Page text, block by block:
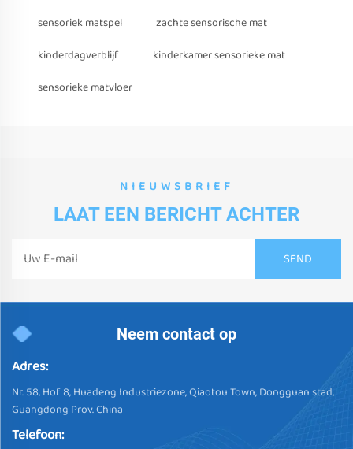
sensoriek matspel
zachte sensorische mat
kinderdagverblijf
kinderkamer sensorieke mat
sensorieke matvloer
NIEUWSBRIEF
LAAT EEN BERICHT ACHTER
Neem contact op
Adres:
Nr. 58, Hof 8, Huadeng Industriezone, Qiaotou Town, Dongguan stad,
Guangdong Prov. China
Telefoon: